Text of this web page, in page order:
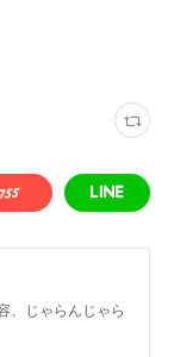
、じゃらんじゃら